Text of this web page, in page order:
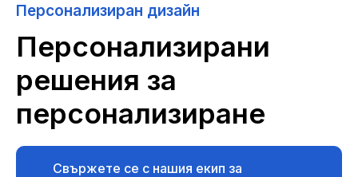
Персонализиран дизайн
Персонализирани
решения за
персонализиране
Свържете се с нашия екип за